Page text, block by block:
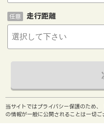
走行距離
任意
当サイトではプライバシー保護のため
の情報が一般に公開されることは一切ご